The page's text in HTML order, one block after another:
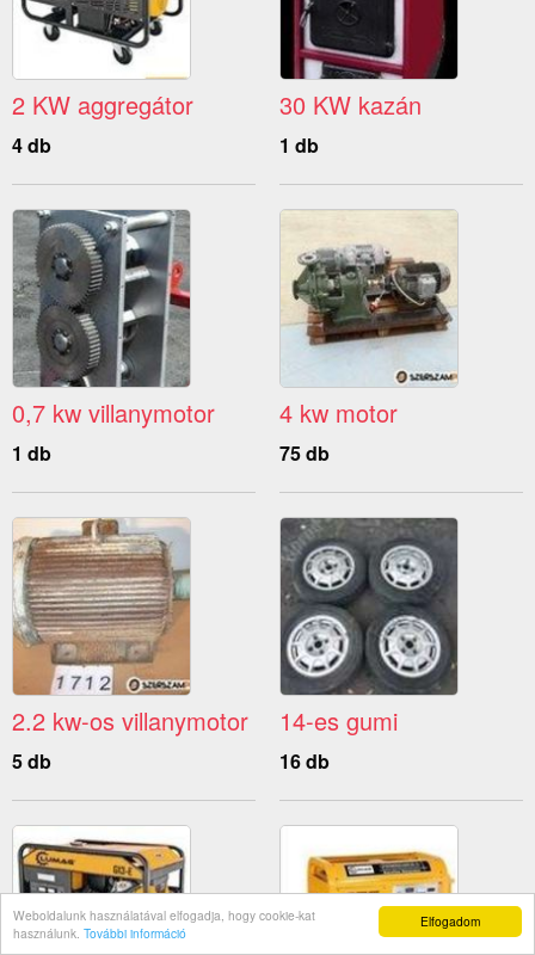
Elfogadom
Weboldalunk használatával elfogadja, hogy cookie-kat
használunk. További információ
2 KW aggregátor
4 db
30 KW kazán
1 db
0,7 kw villanymotor
1 db
4 kw motor
75 db
2.2 kw-os villanymotor
5 db
14-es gumi
16 db